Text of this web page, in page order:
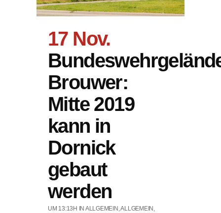
17 Nov.
Brouwer:
Mitte 2019
kann in
Dornick
gebaut
werden
UM 13:13H IN ALLGEMEIN ,ALLGEMEIN ,